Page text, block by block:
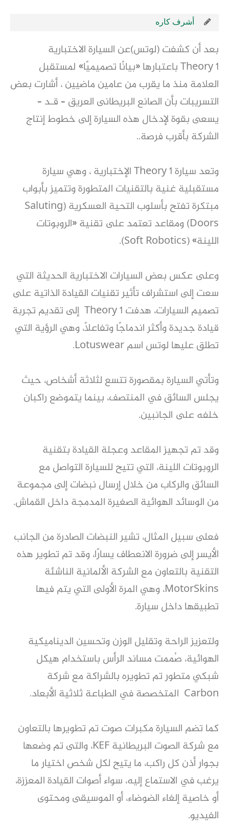
أشرف كاره
بعد أن كشفت (لوتس)عن السيارة الاختبارية
Theory 1 باعتبارها «بيانًا تصميميًا» لمستقبل
العلامة منذ ما يقرب من عامين ماضيين ، أشارت بعض
التسريبات بأن الصانع البريطانى العريق – قـد –
يسعى بقوة لإدخال هذه السيارة إلى خطوط إنتاج
الشركة بأقرب فرصة..
وتعد سيارة Theory 1 الإختبارية ، وهي سيارة
مستقبلية غنية بالتقنيات المتطورة وتتميز بأبواب
مبتكرة تفتح بأسلوب التحية العسكرية (Saluting
Doors) ومقاعد تعتمد على تقنية «الروبوتات
اللينة» (Soft Robotics).
وعلى عكس بعض السيارات الاختبارية الحديثة التي
سعت إلى استشراف تأثير تقنيات القيادة الذاتية على
تصميم السيارات، هدفت Theory 1 إلى تقديم تجربة
قيادة جديدة وأكثر اندماجًا وتفاعلاً، وهي الرؤية التي
تطلق عليها لوتس اسم Lotuswear.
وتأتي السيارة بمقصورة تتسع لثلاثة أشخاص، حيث
يجلس السائق في المنتصف، بينما يتموضع راكبان
خلفه على الجانبين.
وقد تم تجهيز المقاعد وعجلة القيادة بتقنية
الروبوتات اللينة، التي تتيح للسيارة التواصل مع
السائق والركاب من خلال إرسال نبضات إلى مجموعة
من الوسائد الهوائية الصغيرة المدمجة داخل القماش.
فعلى سبيل المثال، تشير النبضات الصادرة من الجانب
الأيسر إلى ضرورة الانعطاف يسارًا، وقد تم تطوير هذه
التقنية بالتعاون مع الشركة الألمانية الناشئة
MotorSkins، وهي المرة الأولى التي يتم فيها
تطبيقها داخل سيارة.
ولتعزيز الراحة وتقليل الوزن وتحسين الديناميكية
الهوائية، صُممت مساند الرأس باستخدام هيكل
شبكي متطور تم تطويره بالشراكة مع شركة
Carbon المتخصصة في الطباعة ثلاثية الأبعاد.
كما تضم السيارة مكبرات صوت تم تطويرها بالتعاون
مع شركة الصوت البريطانية KEF، والتى تم وضعها
بجوار أذن كل راكب، ما يتيح لكل شخص اختيار ما
يرغب في الاستماع إليه، سواء أصوات القيادة المعززة،
أو خاصية إلغاء الضوضاء، أو الموسيقى ومحتوى
الفيديو.